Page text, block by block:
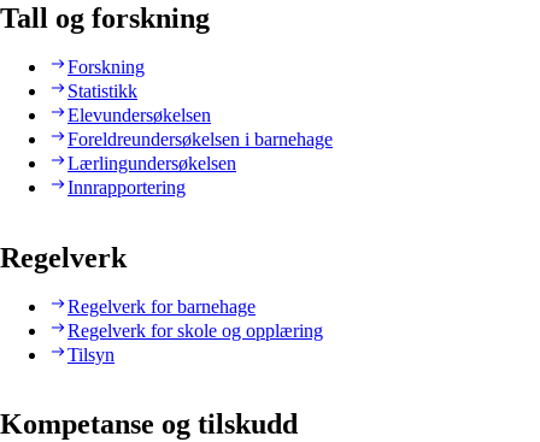
Tall og forskning
Forskning
Statistikk
Elevundersøkelsen
Foreldreundersøkelsen i barnehage
Lærlingundersøkelsen
Innrapportering
Regelverk
Regelverk for barnehage
Regelverk for skole og opplæring
Tilsyn
Kompetanse og tilskudd